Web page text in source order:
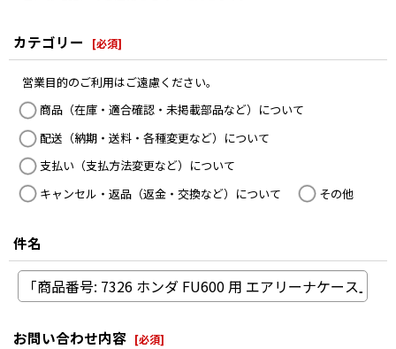
カテゴリー [必須]
営業目的のご利用はご遠慮ください。
商品（在庫・適合確認・未掲載部品など）について
配送（納期・送料・各種変更など）について
支払い（支払方法変更など）について
キャンセル・返品（返金・交換など）について
その他
件名
お問い合わせ内容 [必須]